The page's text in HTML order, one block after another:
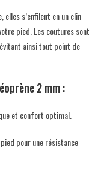
elles s’enfilent en un clin
pied. Les coutures sont
ainsi tout point de
2 mm :
et confort optimal.
pour une résistance